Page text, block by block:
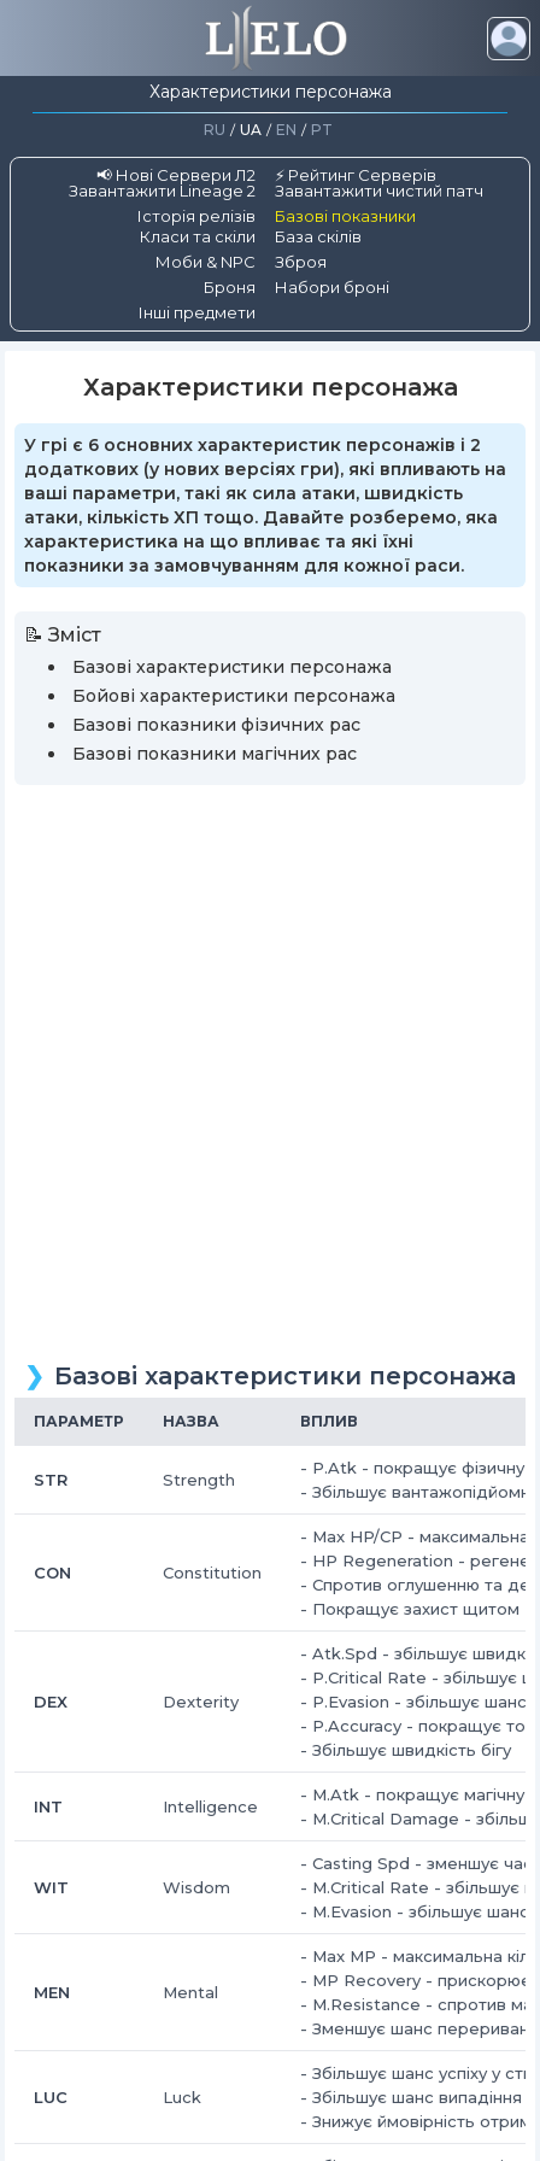
Характеристики персонажа
RU / UA / EN / PT
📢 Нові Сервери Л2
⚡ Рейтинг Серверів
Завантажити Lineage 2
Завантажити чистий патч
Історія релізів
Базові показники
Класи та скіли
База скілів
Моби & NPC
Зброя
Броня
Набори броні
Інші предмети
Характеристики персонажа
У грі є 6 основних характеристик персонажів і 2
додаткових (у нових версіях гри), які впливають на
ваші параметри, такі як сила атаки, швидкість
атаки, кількість ХП тощо. Давайте розберемо, яка
характеристика на що впливає та які їхні
показники за замовчуванням для кожної раси.
📝 Зміст
Базові характеристики персонажа
Бойові характеристики персонажа
Базові показники фізичних рас
Базові показники магічних рас
Базові характеристики персонажа
ПАРАМЕТР НАЗВА ВПЛИВ
STR Strength
- P.Atk - покращує фізичну
- Збільшує
CON Constitution
- Max HP/CP - максимальна
- HP Regeneration -
- Спротив оглушенню та
- Покращує захист щитом
DEX Dexterity
- Atk.Spd - збільшує
- P.Critical Rate - збільшує
- P.Evasion - збільшує шанс
- P.Accuracy - покращує
- Збільшує швидкість бігу
INT Intelligence
- M.Atk - покращує магічну
- M.Critical Damage -
WIT Wisdom
- Casting Spd - зменшує час
- M.Critical Rate - збільшує
- M.Evasion - збільшує шанс
MEN Mental
- Max MP - максимальна
- MP Recovery - прискорює
- M.Resistance - спротив
- Зменшує шанс
LUC Luck
- Збільшує шанс успіху у
- Збільшує шанс випадіння
- Знижує ймовірність